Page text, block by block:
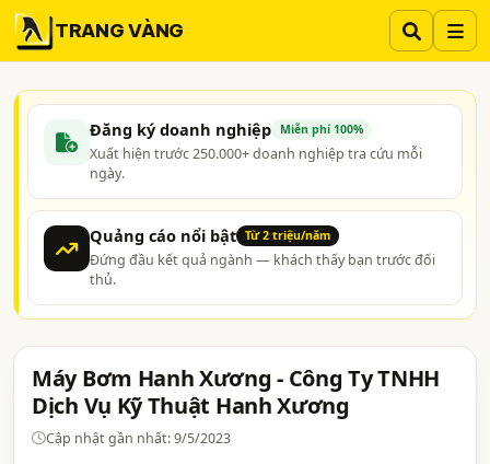
TRANG VÀNG
Đăng ký doanh nghiệp Miễn phí 100%
Xuất hiện trước 250.000+ doanh nghiệp tra cứu mỗi
ngày.
Quảng cáo nổi bật Từ 2 triệu/năm
Đứng đầu kết quả ngành — khách thấy bạn trước đối
thủ.
Máy Bơm Hanh Xương - Công Ty TNHH
Dịch Vụ Kỹ Thuật Hanh Xương
Cập nhật gần nhất: 9/5/2023